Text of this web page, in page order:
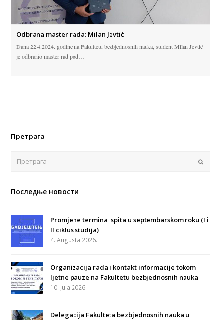
Odbrana master rada: Milan Jevtić
Dana 22.4.2024. godine na Fakultetu bezbjednosnih nauka, student Milan Jevtić
je odbranio master rad pod…
Претрага
Последње новости
Promjene termina ispita u septembarskom roku (I i
II ciklus studija)
4. Augusta 2026.
Organizacija rada i kontakt informacije tokom
ljetne pauze na Fakultetu bezbjednosnih nauka
10. Jula 2026.
Delegacija Fakulteta bezbjednosnih nauka u